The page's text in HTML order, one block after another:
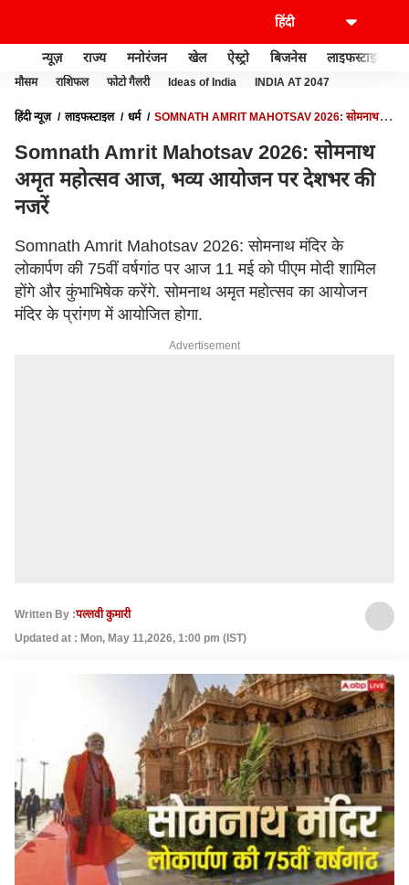
न्यूज़ राज्य मनोरंजन खेल ऐस्ट्रो बिजनेस लाइफस्टाइल
मौसम राशिफल फोटो गैलरी Ideas of India INDIA AT 2047
हिंदी न्यूज़ लाइफस्टाइल धर्म
SOMNATH AMRIT MAHOTSAV 2026: सोमनाथ
Somnath Amrit Mahotsav 2026: सोमनाथ
अमृत महोत्सव आज, भव्य आयोजन पर देशभर की
नजरें
Somnath Amrit Mahotsav 2026: सोमनाथ मंदिर के
लोकार्पण की 75वीं वर्षगांठ पर आज 11 मई को पीएम मोदी शामिल
होंगे और कुंभाभिषेक करेंगे. सोमनाथ अमृत महोत्सव का आयोजन
मंदिर के प्रांगण में आयोजित होगा.
Advertisement
Written By :पल्लवी कुमारी
Updated at : Mon, May 11,2026, 1:00 pm (IST)